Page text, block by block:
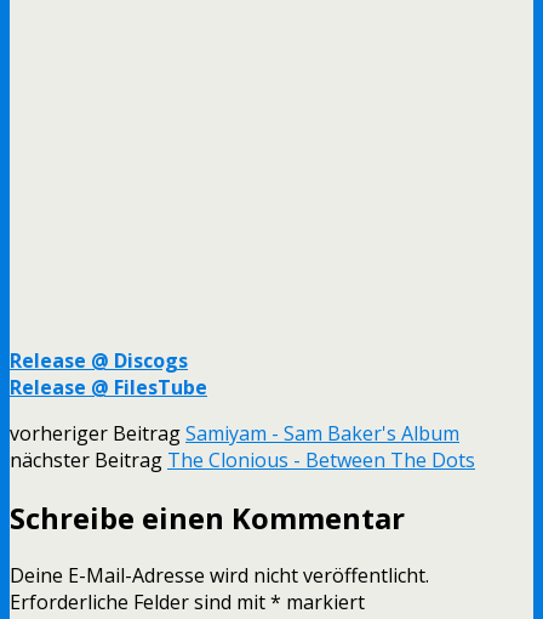
Release @ Discogs
Release @ FilesTube
vorheriger BeitragSamiyam - Sam Baker's Album
nächster Beitrag The Clonious - Between The Dots
Schreibe einen Kommentar
Deine E-Mail-Adresse wird nicht veröffentlicht.
Erforderliche Felder sind mit* markiert